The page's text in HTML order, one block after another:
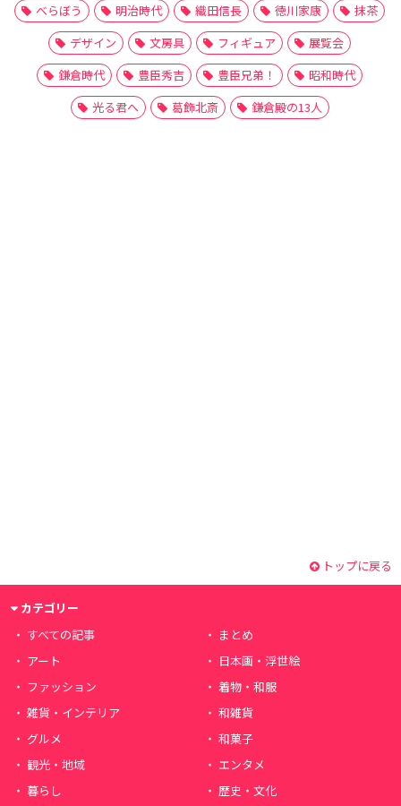
べらぼう
明治時代 織田信長 徳川家康
抹茶
デザイン
文房具 フィギュア
展覧会
鎌倉時代
豊臣秀吉 豊臣兄弟！
昭和時代
光る君へ
葛飾北斎 鎌倉殿の13人
トップに戻る
カテゴリー
すべての記事
まとめ
アート
日本画・浮世絵
ファッション
着物・和服
雑貨・インテリア
和雑貨
グルメ
和菓子
観光・地域
エンタメ
暮らし
歴史・文化